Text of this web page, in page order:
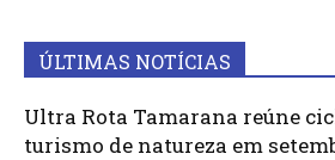
ÚLTIMAS NOTÍCIAS
Ultra Rota Tamarana reúne
turismo de natureza em